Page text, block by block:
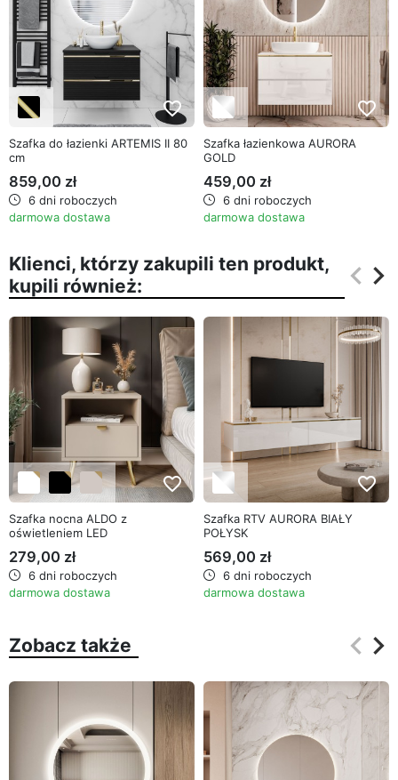
favorite_border
Szafka do łazienki ARTEMIS II 80
cm
859,00 zł
6 dni roboczych
darmowa dostawa
favorite_border
Szafka łazienkowa AURORA
GOLD
459,00 zł
6 dni roboczych
darmowa dostawa
Klienci, którzy zakupili ten produkt,
kupili również:
keyboard_arrow_left
keyboard_arrow_right
favorite_border
Szafka nocna ALDO z
oświetleniem LED
279,00 zł
6 dni roboczych
darmowa dostawa
favorite_border
Szafka RTV AURORA BIAŁY
POŁYSK
569,00 zł
6 dni roboczych
darmowa dostawa
Zobacz także keyboard_arrow_left
keyboard_arrow_right